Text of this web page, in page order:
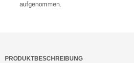
aufgenommen.
PRODUKTBESCHREIBUNG